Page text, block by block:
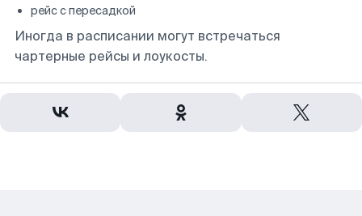
рейс с пересадкой
Иногда в расписании могут встречаться
чартерные рейсы и лоукосты.